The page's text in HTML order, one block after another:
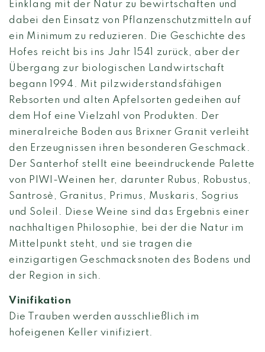
Einklang mit der Natur zu bewirtschaften und
dabei den Einsatz von Pflanzenschutzmitteln auf
ein Minimum zu reduzieren. Die Geschichte des
Hofes reicht bis ins Jahr 1541 zurück, aber der
Übergang zur biologischen Landwirtschaft
begann 1994. Mit pilzwiderstandsfähigen
Rebsorten und alten Apfelsorten gedeihen auf
dem Hof eine Vielzahl von Produkten. Der
mineralreiche Boden aus Brixner Granit verleiht
den Erzeugnissen ihren besonderen Geschmack.
Der Santerhof stellt eine beeindruckende Palette
von PIWI-Weinen her, darunter Rubus, Robustus,
Santrosè, Granitus, Primus, Muskaris, Sogrius
und Soleil. Diese Weine sind das Ergebnis einer
nachhaltigen Philosophie, bei der die Natur im
Mittelpunkt steht, und sie tragen die
einzigartigen Geschmacksnoten des Bodens und
der Region in sich.
Vinifikation
Die Trauben werden ausschließlich im
hofeigenen Keller vinifiziert.